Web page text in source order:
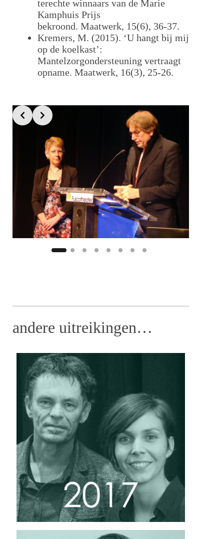
terechte winnaars van de Marie
Kamphuis Prijs
bekroond. Maatwerk, 15(6), 36-37.
Kremers, M. (2015). ‘U hangt bij mij
op de koelkast’:
Mantelzorgondersteuning vertraagt
opname. Maatwerk, 16(3), 25-26.
andere uitreikingen…